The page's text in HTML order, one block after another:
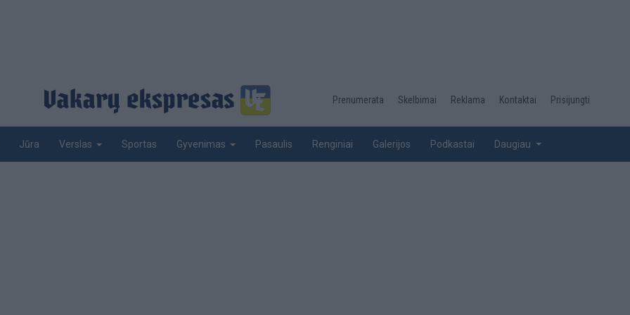
Desktop
top
Prenumerata Skelbimai Reklama Kontaktai Prisijungti
Jūra Verslas Sportas Gyvenimas Pasaulis Renginiai Galerijos Podkastai Daugiau